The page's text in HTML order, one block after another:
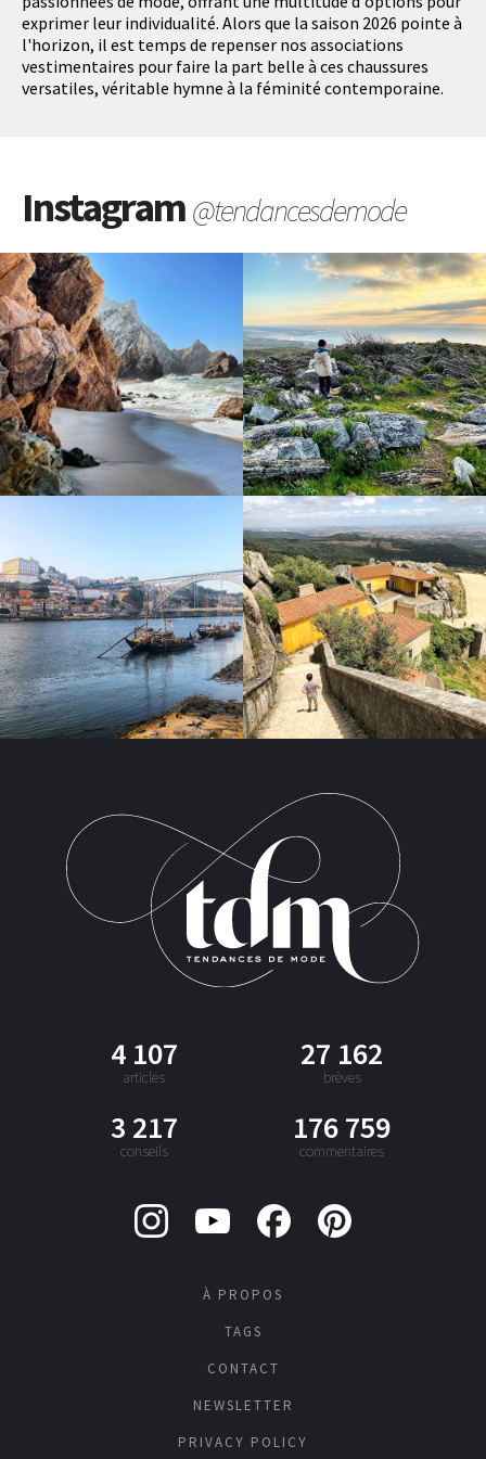
exprimer leur individualité. Alors que la saison 2026 pointe à
l'horizon, il est temps de repenser nos associations
vestimentaires pour faire la part belle à ces chaussures
versatiles, véritable hymne à la féminité contemporaine.
Instagram@tendancesdemode
4 107
articles
27 162
brèves
3 217
conseils
176 759
commentaires
À PROPOS
TAGS
CONTACT
NEWSLETTER
PRIVACY POLICY